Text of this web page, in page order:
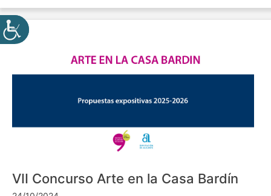
VII Concurso Arte en la Casa Bardín